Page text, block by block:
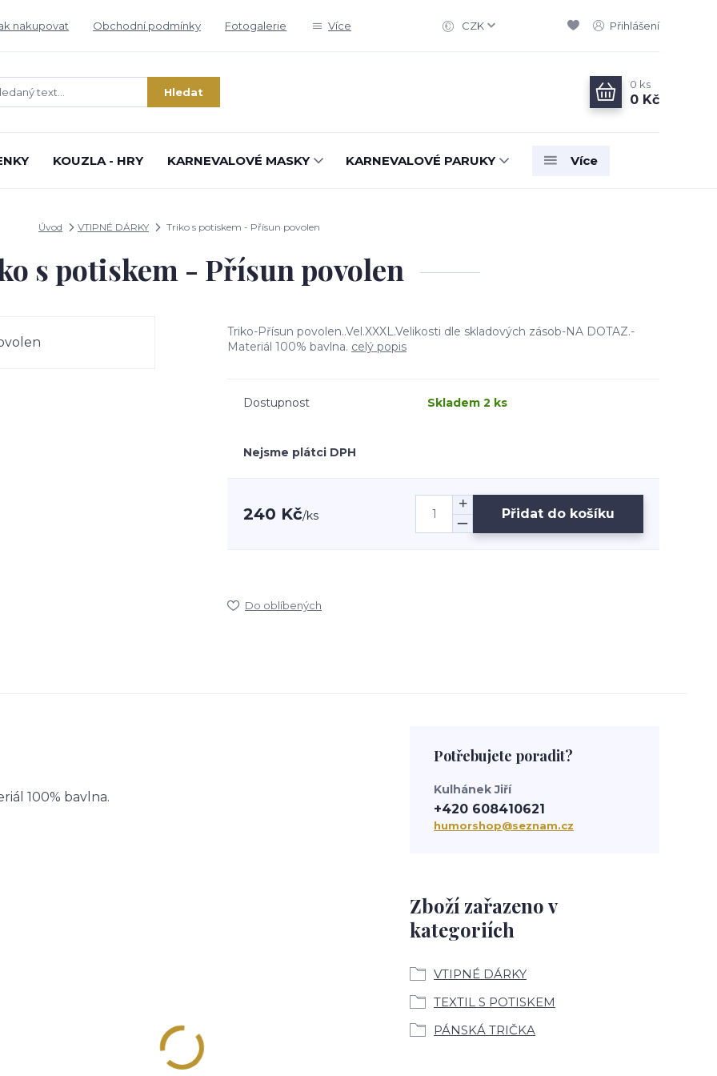
nakupovat Obchodní podmínky Fotogalerie Více CZK Přihlášení
Hledat
0 ks
0 Kč
KOUZLA - HRY KARNEVALOVÉ MASKY KARNEVALOVÉ PARUKY Více
Úvod VTIPNÉ DÁRKY Triko s potiskem - Přísun povolen
s potiskem - Přísun povolen
Triko-Přísun povolen..Vel.XXXL.Velikosti dle skladových zásob-NA DOTAZ.-
Materiál 100% bavlna. celý popis
Dostupnost Skladem 2 ks
Nejsme plátci DPH
240 Kč/ks Přidat do košíku
Do oblíbených
100% bavlna.
Zboží zařazeno v
kategoriích
VTIPNÉ DÁRKY
TEXTIL S POTISKEM
PÁNSKÁ TRIČKA
Potřebujete poradit?
Kulhánek Jiří
+420 608410621
humorshop@seznam.cz